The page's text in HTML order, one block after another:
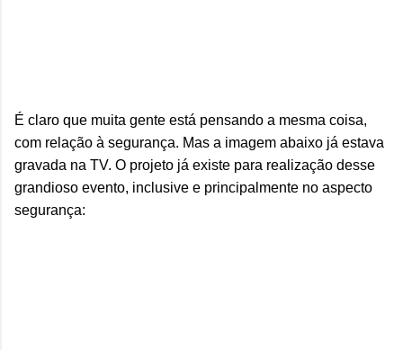
É claro que muita gente está pensando a mesma coisa,
com relação à segurança. Mas a imagem abaixo já estava
gravada na TV. O projeto já existe para realização desse
grandioso evento, inclusive e principalmente no aspecto
segurança: